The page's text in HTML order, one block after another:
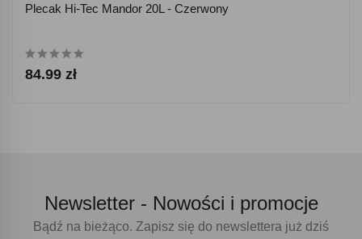
Plecak Hi-Tec Mandor 20L - Czerwony
84.99 zł
Newsletter - Nowości i promocje
Bądź na bieżąco. Zapisz się do newslettera już dziś